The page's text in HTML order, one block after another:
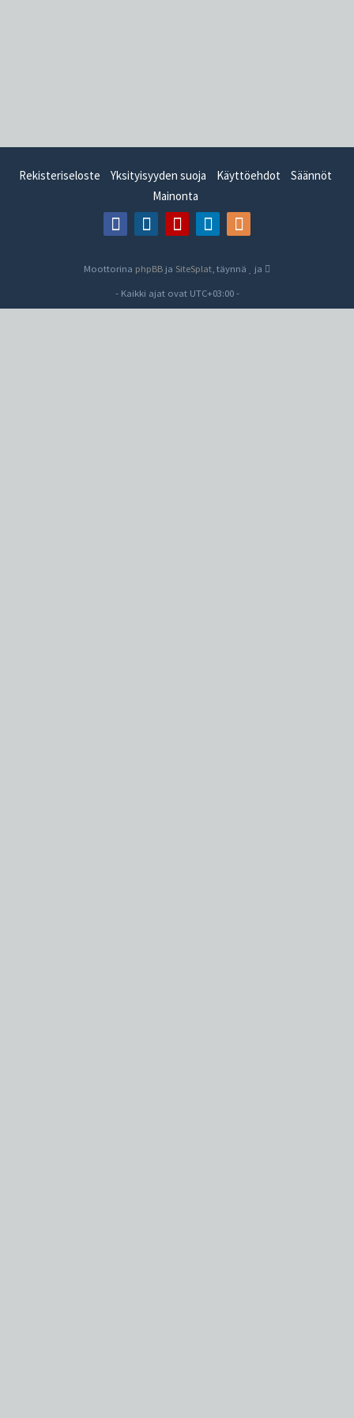
Rekisteriseloste Yksityisyyden suoja Käyttöehdot
Säännöt
Mainonta
Moottorina phpBB ja SiteSplat , täynnä
ja
- Kaikki ajat ovat UTC+03:00-